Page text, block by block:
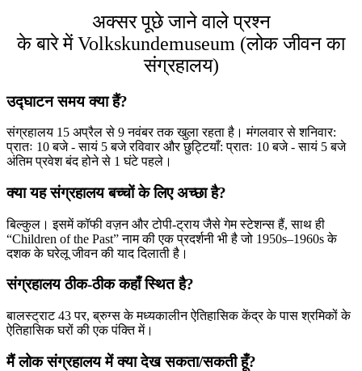
अक्सर पूछे जाने वाले प्रश्न
के बारे में Volkskundemuseum (लोक जीवन का
संग्रहालय)
उद्घाटन समय क्या हैं?
संग्रहालय 15 अप्रैल से 9 नवंबर तक खुला रहता है। मंगलवार से शनिवार:
प्रातः 10 बजे - सायं 5 बजे रविवार और छुट्टियाँ: प्रातः 10 बजे - सायं 5 बजे
अंतिम प्रवेश बंद होने से 1 घंटे पहले।
क्या यह संग्रहालय बच्चों के लिए अच्छा है?
बिल्कुल। इसमें कॉफी वज़न और टोपी-ट्राय जैसे गेम स्टेशन्स हैं, साथ ही
“Children of the Past” नाम की एक प्रदर्शनी भी है जो 1950s–1960s के
दशक के घरेलू जीवन की याद दिलाती है।
संग्रहालय ठीक-ठीक कहाँ स्थित है?
बालस्ट्राट 43 पर, ब्रुग्स के मध्यकालीन ऐतिहासिक केंद्र के पास श्रमिकों के
ऐतिहासिक घरों की एक पंक्ति में।
मैं लोक संग्रहालय में क्या देख सकता/सकती हूँ?